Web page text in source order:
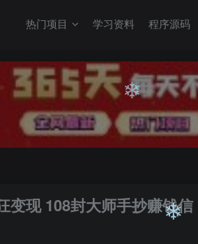
热门项目 学习资料 程序源码
变现 108封大师手抄赚钱